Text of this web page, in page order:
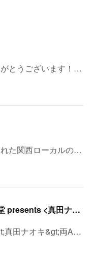
とうございます！…
た関西ローカルの…
8/11(火・祝)浅草・音のヨーロー堂 presents <真田ナオキ>両A面シングル「プルメリア ラプソディ / 陽が沈む前に…」発売記念 スペシャルイベント開催決定！
真田ナオキ&gt;両A…